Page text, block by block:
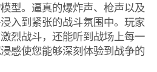
型。逼真的爆炸声、枪声以及
入到紧张的战斗氛围中。玩家
烈战斗，还能听到战场上每一
感使您能够深刻体验到战争的